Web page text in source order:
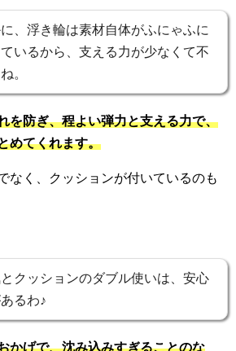
、浮き輪は素材自体がふにゃふに
いるから、支える力が少なくて不
。
を防ぎ、程よい弾力と支える力で、
めてくれます。
なく、クッションが付いているのも
クッションのダブル使いは、安心
るわ♪
かげで、沈み込みすぎることのな